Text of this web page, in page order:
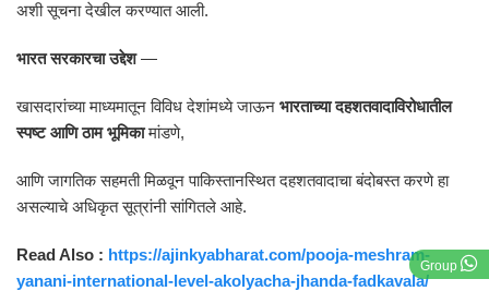
Group
अशी सूचना देखील करण्यात आली.
भारत सरकारचा उद्देश—
खासदारांच्या माध्यमातून विविध देशांमध्ये जाऊन भारताच्या दहशतवादाविरोधातील
स्पष्ट आणि ठाम भूमिकामांडणे,
आणि जागतिक सहमती मिळवून पाकिस्तानस्थित दहशतवादाचा बंदोबस्त करणे हा
असल्याचे अधिकृत सूत्रांनी सांगितले आहे.
Read Also : https://ajinkyabharat.com/pooja-meshram-
yanani-international-level-akolyacha-jhanda-fadkavala/